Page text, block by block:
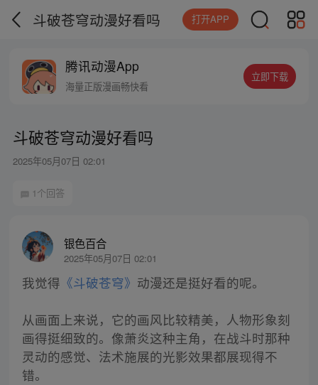
斗破苍穹动漫好看吗 打开APP
腾讯动漫App
海量正版漫画畅快看
立即下载
斗破苍穹动漫好看吗
2025年05月07日 02:01
1个回答
银色百合
2025年05月07日 02:01
我觉得 《斗破苍穹》 动漫还是挺好看的呢。
从画面上来说，它的画风比较精美，人物形象刻
画得挺细致的。像萧炎这种主角，在战斗时那种
灵动的感觉、法术施展的光影效果都展现得不
错。